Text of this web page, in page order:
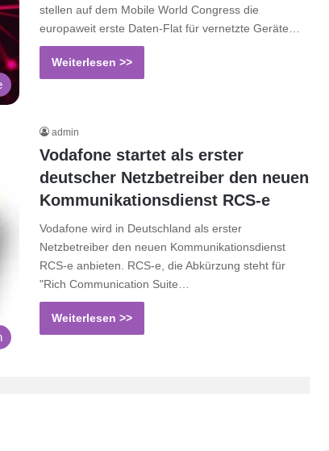
stellen auf dem Mobile World Congress die
europaweit erste Daten-Flat für vernetzte Geräte…
Weiterlesen >>
admin
Vodafone startet als erster
deutscher Netzbetreiber den neuen
Kommunikationsdienst RCS-e
Vodafone wird in Deutschland als erster
Netzbetreiber den neuen Kommunikationsdienst
RCS-e anbieten. RCS-e, die Abkürzung steht für
"Rich Communication Suite…
Weiterlesen >>